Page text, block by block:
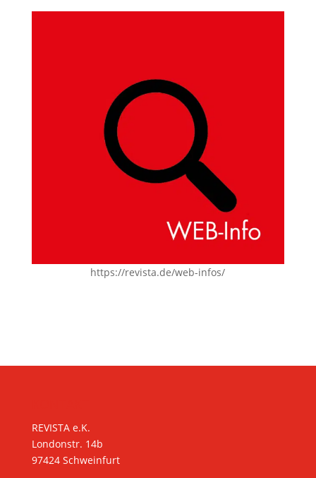
https://revista.de/web-infos/
REVISTA e.K.
Londonstr. 14b
97424 Schweinfurt